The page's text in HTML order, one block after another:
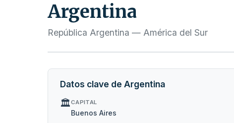
Argentina
República Argentina — América del Sur
Datos clave de Argentina
🏛️CAPITAL
Buenos Aires